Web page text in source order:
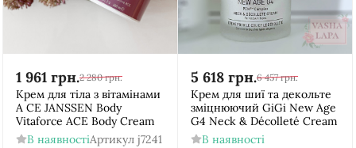
1 961 грн.2 280 грн.
Крем для тіла з вітамінами
А СЕ JANSSEN Body
Vitaforce ACE Body Cream
В наявностіАртикул j7241
5 618 грн.6 457 грн.
Крем для шиї та декольте
зміцнюючий GiGi New Age
G4 Neck & Décolleté Cream
В наявності